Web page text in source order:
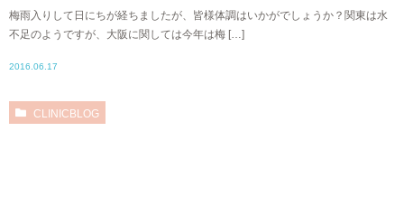
梅雨入りして日にちが経ちましたが、皆様体調はいかがでしょうか？関東は水
不足のようですが、大阪に関しては今年は梅 […]
2016.06.17
CLINICBLOG